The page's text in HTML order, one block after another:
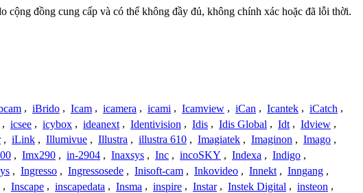
đồng cung cấp và có thể không đầy đủ, không chính xác hoặc đã lỗi thời.
, iBrido , Icam , icamera , icami , Icamview , iCan , Icantek , iCatch ,
, icsee , icybox , ideanext , Identivision , Idis , Idis Global , Idt , Idview ,
, iLink , Illumivue , Illustra , illustra 610 , Imagiatek , Imaginon , Imago ,
, Imx290 , in-2904 , Inaxsys , Inc , incoSKY , Indexa , Indigo ,
, Ingresso , Ingressosede , Inisoft-cam , Inkovideo , Innekt , Inngang ,
, Inscape , inscapedata , Insma , inspire , Instar , Instek Digital , insteon ,